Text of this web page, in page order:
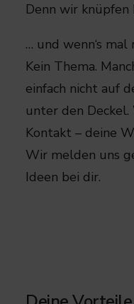
Denn wir
… und wenn‘s
Kein Thema.
einfach nicht auf
unter den
Kontakt – deine
Wir melden uns
Ideen bei dir.